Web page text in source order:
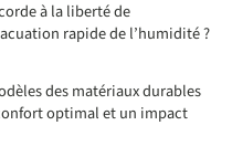
à la liberté de
rapide de l’humidité ?
des matériaux durables
optimal et un impact